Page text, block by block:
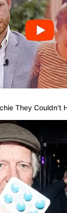
They Couldn't